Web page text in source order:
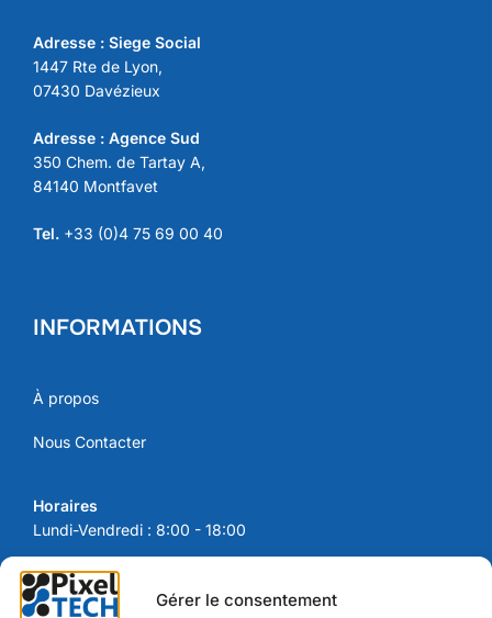
Gérer le consentement
Adresse : Siege Social
1447 Rte de Lyon,
07430 Davézieux
Adresse : Agence Sud
350 Chem. de Tartay A,
84140 Montfavet
Tel. +33 (0)4 75 69 00 40
INFORMATIONS
À propos
Nous Contacter
Horaires
Lundi-Vendredi : 8:00 - 18:00